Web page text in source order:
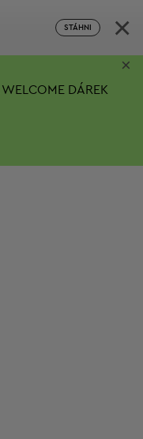
STÁHNI ×
WELCOME DÁREK
×